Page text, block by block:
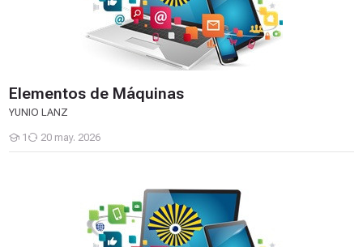
Elementos de Máquinas
YUNIO LANZ
1
Estudiantes
20 may. 2026
Investigación de Operaciones II